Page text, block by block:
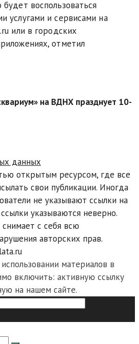
воспользоваться
услугами и сервисами на
или в городских
отметил
на ВДНХ празднует 10-
данных
открытым ресурсом, где все
свои публикации. Иногда
не указывают ссылки на
указываются неверно.
с себя всю
авторских прав.
материалов в
включить: активную ссылку
на нашем сайте.